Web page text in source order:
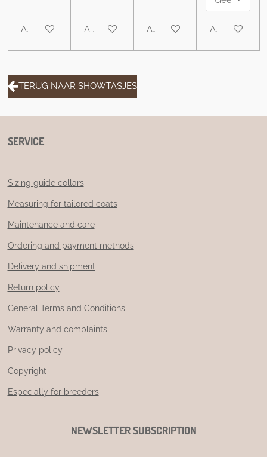
Add to cart Add to cart Add to cart Add to cart
TERUG NAAR SHOWTASJES
SERVICE
Sizing guide collars
Measuring for tailored coats
Maintenance and care
Ordering and payment methods
Delivery and shipment
Return policy
General Terms and Conditions
Warranty and complaints
Privacy policy
Copyright
Especially for breeders
NEWSLETTER SUBSCRIPTION